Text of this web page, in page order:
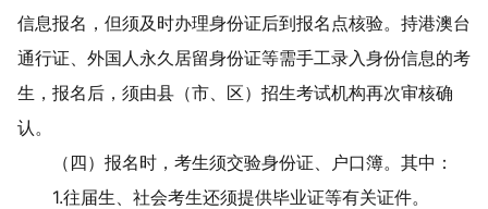
信息报名，但须及时办理身份证后到报名点核验。持港澳台
通行证、外国人永久居留身份证等需手工录入身份信息的考
生，报名后，须由县（市、区）招生考试机构再次审核确
认。
（ 四）报名时，考生须交验身份证、户口簿。其中：
1.往届生、社会考生还须提供毕业证等有关证件。